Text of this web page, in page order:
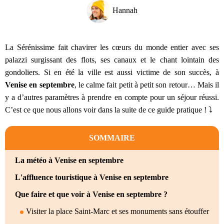
Hannah
La Sérénissime fait chavirer les cœurs du monde entier avec ses
palazzi surgissant des flots, ses canaux et le chant lointain des
gondoliers. Si en été la ville est aussi victime de son succès, à
Venise en septembre, le calme fait petit à petit son retour… Mais il
y a d’autres paramètres à prendre en compte pour un séjour réussi.
C’est ce que nous allons voir dans la suite de ce guide pratique ! ⤵️
SOMMAIRE
La météo à Venise en septembre
L'affluence touristique à Venise en septembre
Que faire et que voir à Venise en septembre ?
Visiter la place Saint-Marc et ses monuments sans étouffer